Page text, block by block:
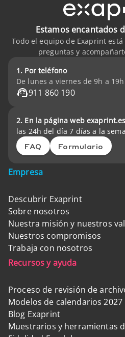
Estamos encantados
Todo el equipo de Exaprint
preguntas y
1. Por teléfono
De lunes a viernes de 9h a 19h
911 860 190
2. En la página web exaprint.es
las 24h del día 7 días a la
FAQ Formulario
Empresa
Descubrir Exaprint
Sobre nosotros
Nuestra misión y nuestros
Nuestros compromisos
Trabaja con nosotros
Recursos y ayuda
Proceso de revisión de
Modelos de calendarios 2027
Blog Exaprint
Muestrarios y herramientas